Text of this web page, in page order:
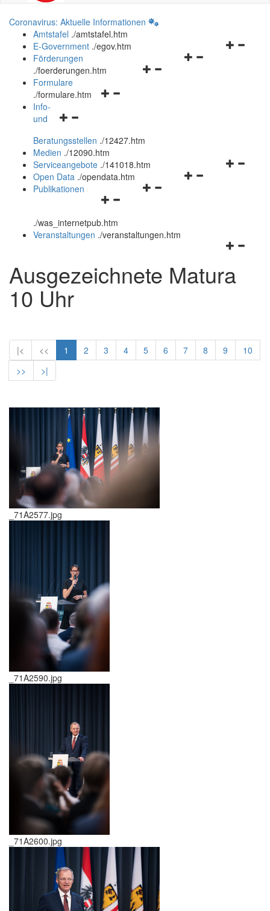
Coronavirus: Aktuelle Informationen
Amtstafel ./amtstafel.htm
Navigationsmenü
E-Government ./egov.htm
Navigationsmenü
Förderungen
./foerderungen.htm
Navigationsmenü
Formulare
./formulare.htm
Navigationsmenü
und
schließen
Info-
und
Beratungsstellen ./12427.htm
Medien ./12090.htm
Navigationsmenü
Serviceangebote ./141018.htm
Navigationsmenü
Open Data ./opendata.htm
Navigationsmenü
und
schließen
Publikationen
./was_internetpub.htm
und
schließen
Veranstaltungen ./veranstaltungen.htm
Ausgezeichnete Matura
10 Uhr
|< << 1 2 3 4 5 6 7 8 9
10
>>
>|
_71A2577.jpg
_71A2590.jpg
_71A2600.jpg